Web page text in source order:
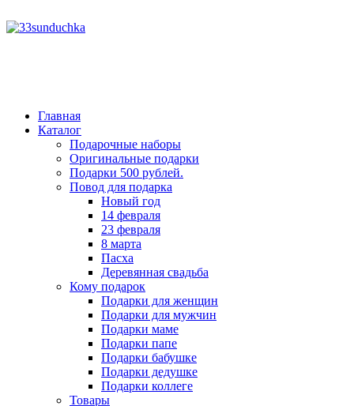
Главная
Каталог
Подарочные наборы
Оригинальные подарки
Подарки 500 рублей.
Повод для подарка
Новый год
14 февраля
23 февраля
8 марта
Пасха
Деревянная свадьба
Кому подарок
Подарки для женщин
Подарки для мужчин
Подарки маме
Подарки папе
Подарки бабушке
Подарки дедушке
Подарки коллеге
Товары